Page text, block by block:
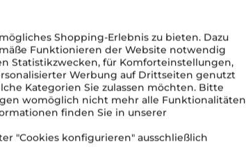
Shopping-Erlebnis zu bieten. Dazu
Funktionieren der Website notwendig
Statistikzwecken, für Komforteinstellungen,
Werbung auf Drittseiten genutzt
Kategorien Sie zulassen möchten. Bitte
womöglich nicht mehr alle Funktionalitäten
finden Sie in unserer
"Cookies konfigurieren" ausschließlich